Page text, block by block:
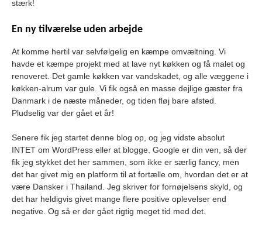
stærk!
En ny tilværelse uden arbejde
At komme hertil var selvfølgelig en kæmpe omvæltning. Vi
havde et kæmpe projekt med at lave nyt køkken og få malet og
renoveret. Det gamle køkken var vandskadet, og alle væggene i
køkken-alrum var gule. Vi fik også en masse dejlige gæster fra
Danmark i de næste måneder, og tiden fløj bare afsted.
Pludselig var der gået et år!
Senere fik jeg startet denne blog op, og jeg vidste absolut
INTET om WordPress eller at blogge. Google er din ven, så der
fik jeg stykket det her sammen, som ikke er særlig fancy, men
det har givet mig en platform til at fortælle om, hvordan det er at
være Dansker i Thailand. Jeg skriver for fornøjelsens skyld, og
det har heldigvis givet mange flere positive oplevelser end
negative. Og så er der gået rigtig meget tid med det.